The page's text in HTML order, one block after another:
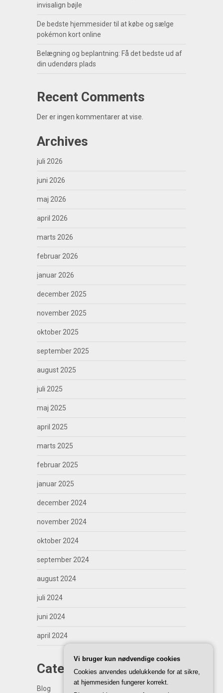
invisalign bøjle
De bedste hjemmesider til at købe og sælge
pokémon kort online
Belægning og beplantning: Få det bedste ud af
din udendørs plads
Recent Comments
Der er ingen kommentarer at vise.
Archives
juli 2026
juni 2026
maj 2026
april 2026
marts 2026
februar 2026
januar 2026
december 2025
november 2025
oktober 2025
september 2025
august 2025
juli 2025
maj 2025
april 2025
marts 2025
februar 2025
januar 2025
december 2024
november 2024
oktober 2024
september 2024
august 2024
juli 2024
juni 2024
april 2024
Categories
Blog
Vi bruger kun nødvendige cookies
Cookies anvendes udelukkende for at sikre,
at hjemmesiden fungerer korrekt.